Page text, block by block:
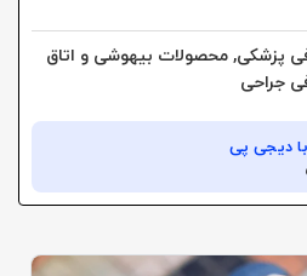
پزشکی, محصولات بیهوشی و اتاق
جراحی
دیجی پی